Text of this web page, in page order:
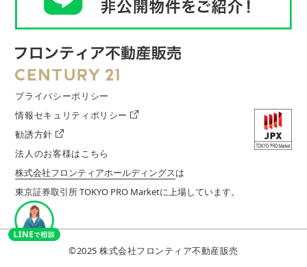
プライバシーポリシー
情報セキュリティポリシー
勧誘方針
法人のお客様はこちら
株式会社フロンティアホールディングスは
東京証券取引所 TOKYO PRO Marketに上場しています。
©︎2025 株式会社フロンティア不動産販売